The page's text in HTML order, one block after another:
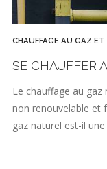
CHAUFFAGE AU GAZ
SE CHAUFFER
Le chauffage au
non renouvelable et
gaz naturel est-il